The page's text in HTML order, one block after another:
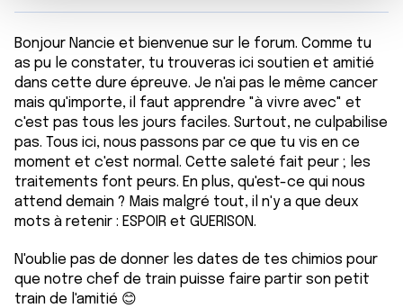
notre site avec nos partenaires de médias sociaux, de
publicité et d'analyse, qui peuvent combiner celles-ci
avec d'autres informations que vous leur avez fournies
ou qu'ils ont collectées lors de votre utilisation de leurs
services.
Bonjour Nancie et bienvenue sur le forum. Comme tu
as pu le constater, tu trouveras ici soutien et amitié
dans cette dure épreuve. Je n'ai pas le même cancer
mais qu'importe, il faut apprendre "à vivre avec" et
c'est pas tous les jours faciles. Surtout, ne culpabilise
pas. Tous ici, nous passons par ce que tu vis en ce
moment et c'est normal. Cette saleté fait peur ; les
traitements font peurs. En plus, qu'est-ce qui nous
attend demain ? Mais malgré tout, il n'y a que deux
mots à retenir : ESPOIR et GUERISON.
N'oublie pas de donner les dates de tes chimios pour
que notre chef de train puisse faire partir son petit
train de l'amitié 😊